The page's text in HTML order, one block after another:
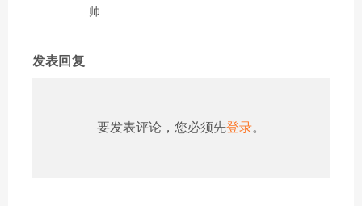
帅
发表回复
要发表评论，您必须先登录。